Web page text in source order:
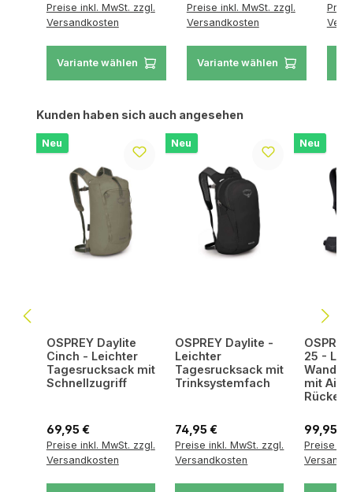
Preise inkl. MwSt. zzgl.
Versandkosten
Variante wählen
Preise inkl. MwSt. zzgl.
Versandkosten
Variante wählen
Produktgalerie überspringen
Kunden haben sich auch angesehen
Neu
OSPREY Daylite
Cinch - Leichter
Tagesrucksack mit
Schnellzugriff
Regulärer Preis:
69,95 €
Preise inkl. MwSt. zzgl.
Versandkosten
Neu
OSPREY Daylite -
Leichter
Tagesrucksack mit
Trinksystemfach
Regulärer Preis:
74,95 €
Preise inkl. MwSt. zzgl.
Versandkosten
Neu
25 -
mit
99,95 €
Preise